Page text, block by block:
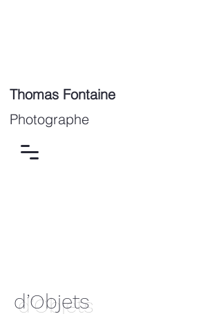
Thomas Fontaine
Photographe
d’Objets